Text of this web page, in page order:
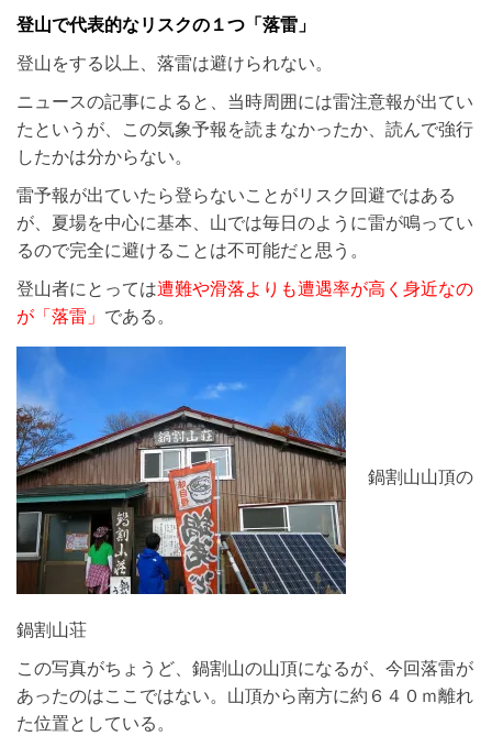
登山で代表的なリスクの１つ「落雷」
登山をする以上、落雷は避けられない。
ニュースの記事によると、当時周囲には雷注意報が出てい
たというが、この気象予報を読まなかったか、読んで強行
したかは分からない。
雷予報が出ていたら登らないことがリスク回避ではある
が、夏場を中心に基本、山では毎日のように雷が鳴ってい
るので完全に避けることは不可能だと思う。
登山者にとっては遭難や滑落よりも遭遇率が高く身近なの
が「落雷」 である。
鍋割山山頂の
鍋割山荘
この写真がちょうど、鍋割山の山頂になるが、今回落雷が
あったのはここではない。山頂から南方に約６４０ｍ離れ
た位置としている。